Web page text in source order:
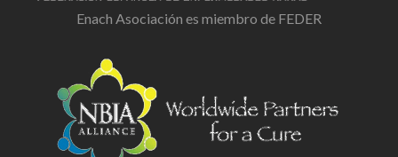
Enach Asociación es miembro de FEDER